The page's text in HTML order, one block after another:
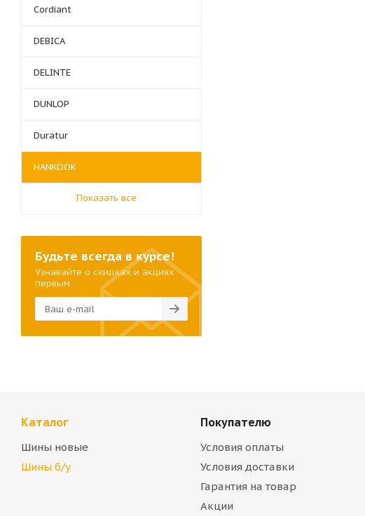
Cordiant
DEBICA
DELINTE
DUNLOP
Duratur
HANKOOK
Показать все
Будьте всегда в курсе!
Узнавайте о скидках и акциях
первым
Каталог
Шины новые
Шины б/у
Покупателю
Условия оплаты
Условия доставки
Гарантия на товар
Акции